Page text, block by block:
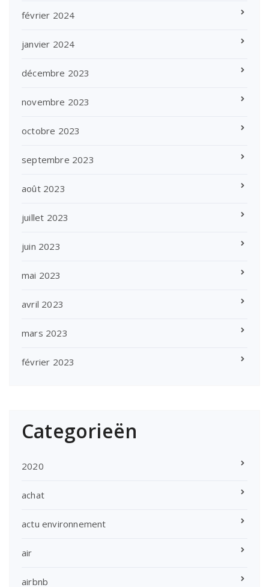
février 2024
janvier 2024
décembre 2023
novembre 2023
octobre 2023
septembre 2023
août 2023
juillet 2023
juin 2023
mai 2023
avril 2023
mars 2023
février 2023
Categorieën
2020
achat
actu environnement
air
airbnb